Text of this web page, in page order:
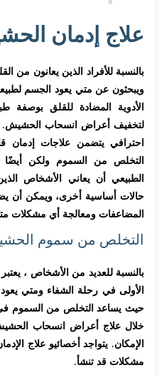
علاج إدمان
بالنسبة للأفراد الذين يعانون من
ويبحثون عن متي يعود الجسم
الأدوية المضادة للقلق بوصفة
لتخفيف أعراض انسحاب الحشيش.
احترافي يتضمن علاجات إدمان
التخلص من السموم ولكن أيضًا
الطبيعي أن يعاني الأشخاص
حالات أساسية أخرى، ويمكن أن
المضاعفات ومعالجة أي مشكلات
التخلص من سموم
بالنسبة للعديد من الأشخاص ،
الأولى في رحلة الشفاء ومتي
حيث يساعد التخلص من السموم في
خلال علاج أعراض انسحاب
الإمكان. يتواجد أخصائيو علاج
مشكلات قد تنشأ.